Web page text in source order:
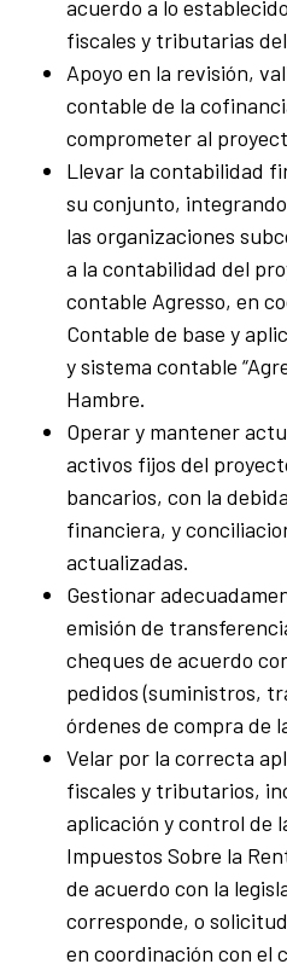
acuerdo a lo
fiscales y tributarias
Apoyo en la revisión,
contable de la
comprometer al
Llevar la contabilidad
su conjunto,
las organizaciones
a la contabilidad del
contable Agresso, en
Contable de base y
y sistema contable
Hambre.
Operar y mantener
activos fijos del
bancarios, con la
financiera, y
actualizadas.
Gestionar
emisión de
cheques de acuerdo
pedidos (suministros,
órdenes de compra de
Velar por la correcta
fiscales y tributarios,
aplicación y control de
Impuestos Sobre la
de acuerdo con la
corresponde, o
en coordinación con el